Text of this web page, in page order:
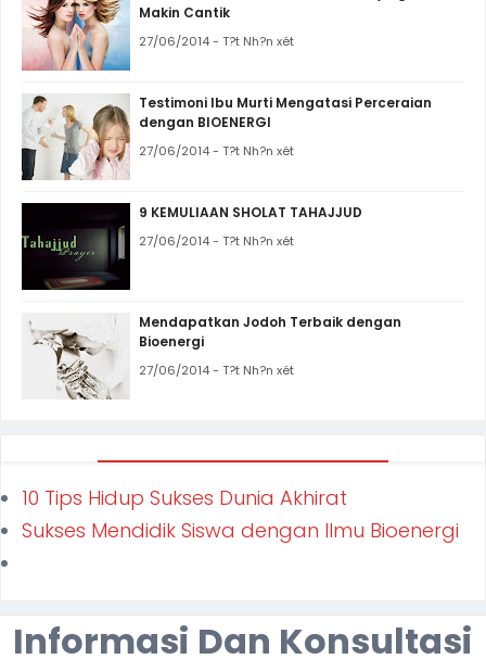
Makin Cantik
27/06/2014 - T?t Nh?n xét
Testimoni Ibu Murti Mengatasi Perceraian
dengan BIOENERGI
27/06/2014 - T?t Nh?n xét
9 KEMULIAAN SHOLAT TAHAJJUD
27/06/2014 - T?t Nh?n xét
Mendapatkan Jodoh Terbaik dengan
Bioenergi
27/06/2014 - T?t Nh?n xét
10 Tips Hidup Sukses Dunia Akhirat
Sukses Mendidik Siswa dengan Ilmu Bioenergi
Informasi Dan Konsultasi